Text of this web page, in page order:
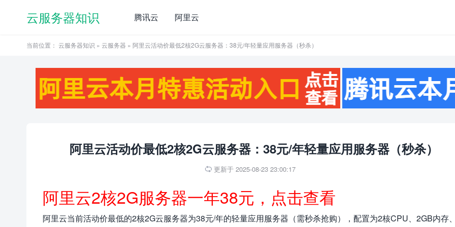
云服务器知识 腾讯云 阿里云
当前位置： 云服务器知识 » 云服务器 » 阿里云活动价最低2核2G云服务器：38元/年轻量应用服务器（秒杀）
阿里云活动价最低2核2G云服务器：38元/年轻量应用服务器（秒杀）
 更新于 2025-08-23 23:00:17
阿里云2核2G服务器一年38元，点击查看
阿里云当前活动价最低的2核2G云服务器为38元/年的轻量应用服务器（需秒杀抢购），配置为2核CPU、2GB内存